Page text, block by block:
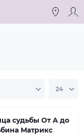
судьбы От А до
Матрикс